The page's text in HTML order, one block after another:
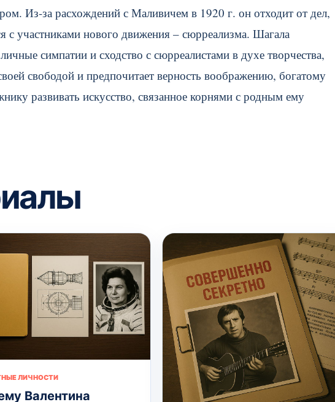
Из-за расхождений с Маливичем в 1920 г. он отходит от дел,
с участниками нового движения – сюрреализма. Шагала
симпатии и сходство с сюрреалистами в духе творчества,
свободой и предпочитает верность воображению, богатому
развивать искусство, связанное корнями с родным ему
ЛИЧНОСТИ
Валентина